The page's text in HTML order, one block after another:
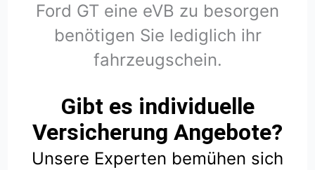
Ford GT eine eVB zu besorgen
benötigen Sie lediglich ihr
fahrzeugschein.
Gibt es individuelle
Versicherung Angebote?
Unsere Experten bemühen sich